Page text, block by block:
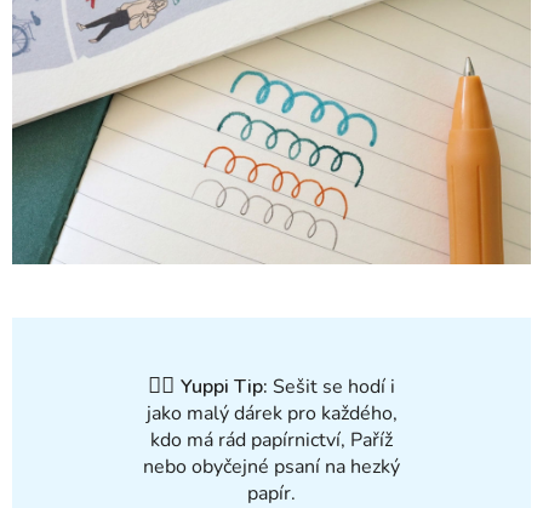
✍🏻 Yuppi Tip: Sešit se hodí i
jako malý dárek pro každého,
kdo má rád papírnictví, Paříž
nebo obyčejné psaní na hezký
papír.